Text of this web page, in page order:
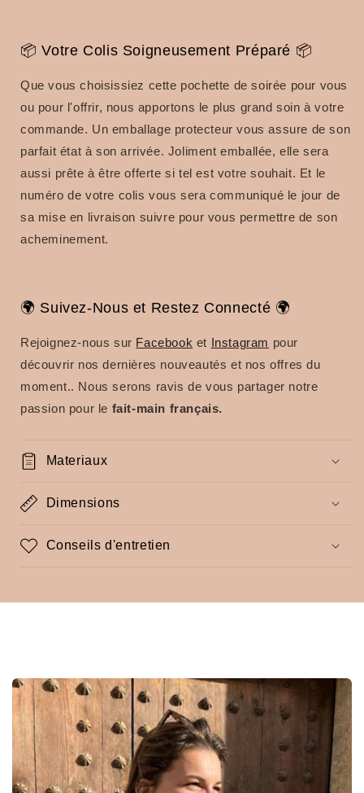
📦 Votre Colis Soigneusement Préparé 📦
Que vous choisissiez cette pochette de soirée pour vous
ou pour l'offrir, nous apportons le plus grand soin à votre
commande. Un emballage protecteur vous assure de son
parfait état à son arrivée. Joliment emballée, elle sera
aussi prête à être offerte si tel est votre souhait. Et le
numéro de votre colis vous sera communiqué le jour de
sa mise en livraison suivre pour vous permettre de son
acheminement.
🌍 Suivez-Nous et Restez Connecté 🌍
Rejoignez-nous sur Facebook et Instagram pour
découvrir nos dernières nouveautés et nos offres du
moment.. Nous serons ravis de vous partager notre
passion pour le fait-main français.
Materiaux
Dimensions
Conseils d'entretien